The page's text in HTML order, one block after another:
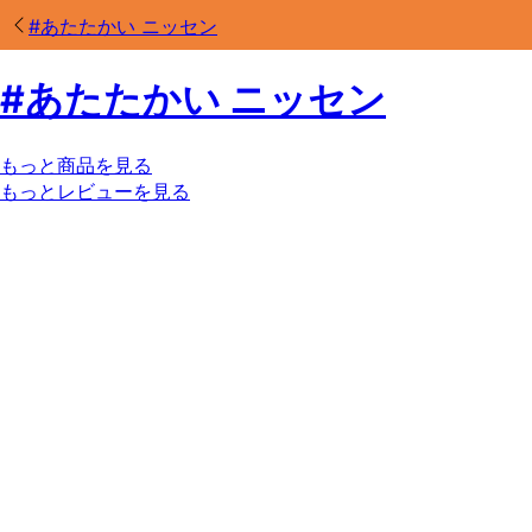
#あたたかい ニッセン
#あたたかい ニッセン
もっと商品を見る
もっとレビューを見る